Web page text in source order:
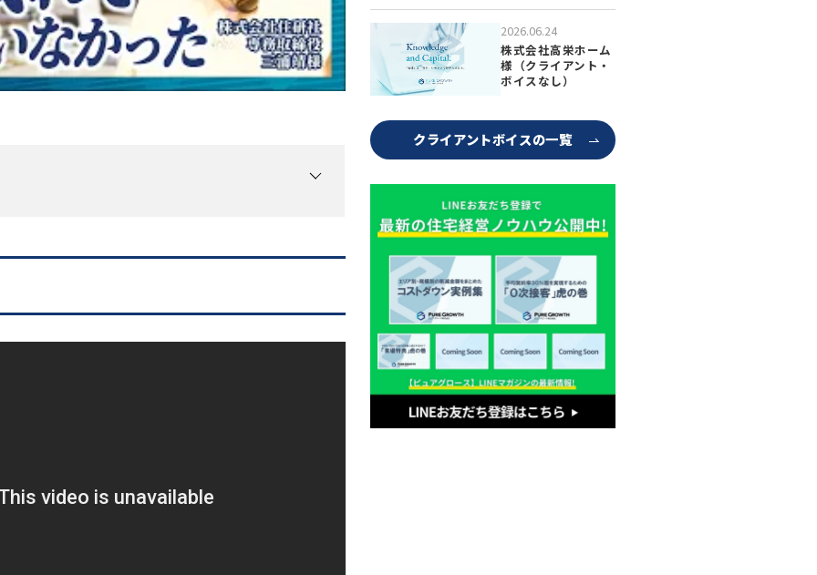
2026.06.24
株式会社高栄ホーム
様（クライアント・
ボイスなし）
クライアントボイスの一覧